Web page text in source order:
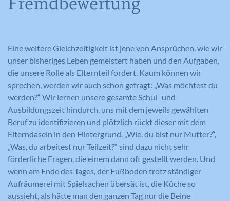
Eine weitere Gleichzeitigkeit ist jene von Ansprüchen, wie wir
unser bisheriges Leben gemeistert haben und den Aufgaben,
die unsere Rolle als Elternteil fordert. Kaum können wir
sprechen, werden wir auch schon gefragt: „Was möchtest du
werden?“ Wir lernen unsere gesamte Schul- und
Ausbildungszeit hindurch, uns mit dem jeweils gewählten
Beruf zu identifizieren und plötzlich rückt dieser mit dem
Elterndasein in den Hintergrund. „Wie, du bist nur Mutter?“,
„Was, du arbeitest nur Teilzeit?“ sind dazu nicht sehr
förderliche Fragen, die einem dann oft gestellt werden. Und
wenn am Ende des Tages, der Fußboden trotz ständiger
Aufräumerei mit Spielsachen übersät ist, die Küche so
aussieht, als hätte man den ganzen Tag nur die Beine
Laufzeit 1 Jahr
zu speichern.
einzuschränken.
Name _gid
Anbieter Google Analytics
Laufzeit 1 Tag
Zweck
Registriert eine eindeutige ID, die
verwendet wird, um statistische Daten
dazu, wie der Besucher die Website
nutzt, zu generieren.
Name GPS
Anbieter YouTube
Laufzeit 1 Tag
Zweck
Registriert eine eindeutige ID auf
mobilen Geräten, um Tracking
basierend auf dem geografischen GPS-
Standort zu ermöglichen.